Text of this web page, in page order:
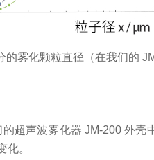
的雾化颗粒直径（在我们的
超声波雾化器 JM-200 外
化。